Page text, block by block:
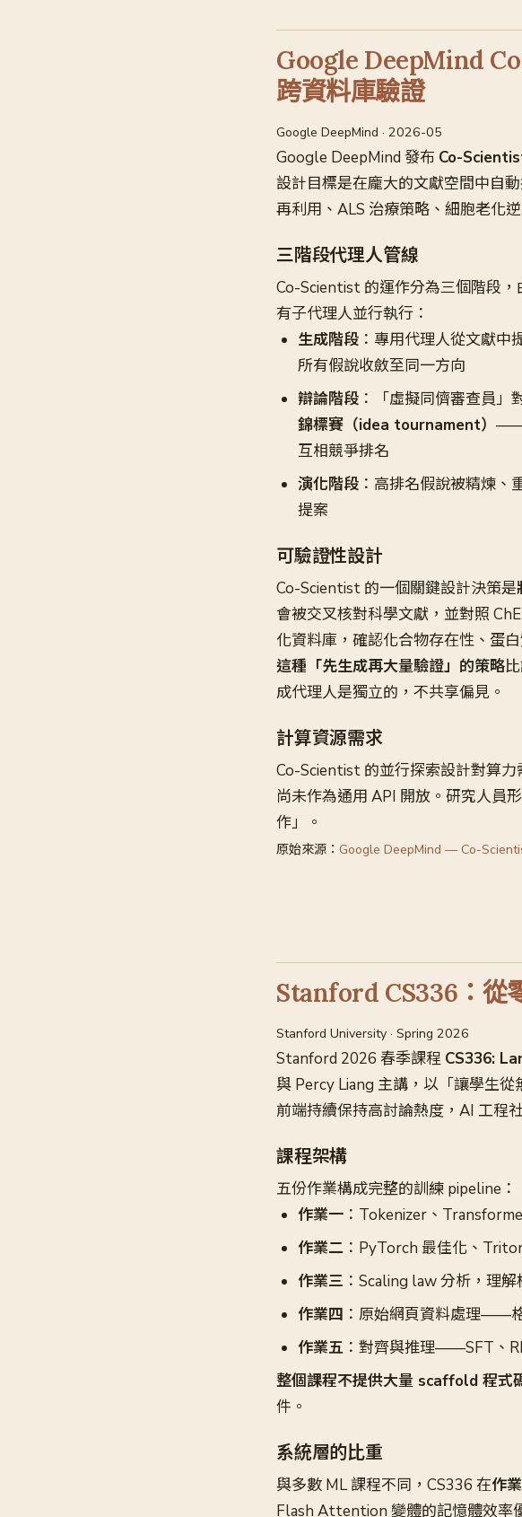
Google DeepMind
跨資料庫驗證
Google DeepMind · 2026-05
Google DeepMind 發布 Co-
設計目標是在龐大的文獻空間中自
再利用、ALS 治療策略、細胞老化
三階段代理人管線
Co-Scientist 的運作分為三個階段，
有子代理人並行執行：
生成階段 ：專用代理人從文獻
所有假說收斂至同一方向
辯論階段 ：「虛擬同儕審查員
錦標賽（idea tournament） ——
互相競爭排名
演化階段 ：高排名假說被精煉
提案
可驗證性設計
Co-Scientist 的一個關鍵設計決策是
會被交叉核對科學文獻，並對照
化資料庫，確認化合物存在性、蛋
這種「先生成再大量驗證」的策略
成代理人是獨立的，不共享偏見。
計算資源需求
Co-Scientist 的並行探索設計對算
尚未作為通用 API 開放。研究人員
作」。
原始來源： Google DeepMind — Co-
Stanford CS336：從
Stanford University · Spring 2026
Stanford 2026 春季課程 CS336:
與 Percy Liang 主講，以「讓學生
前端持續保持高討論熱度，AI 工程
課程架構
五份作業構成完整的訓練 pipeline：
作業一 ：Tokenizer、
作業二 ：PyTorch 最佳化、
作業三 ：Scaling law 分析，理
作業四 ：原始網頁資料處理——
作業五 ：對齊與推理——SFT、
整個課程不提供大量 scaffold 程式
件。
系統層的比重
與多數 ML 課程不同，CS336 在作
Flash Attention 變體的記憶體效率